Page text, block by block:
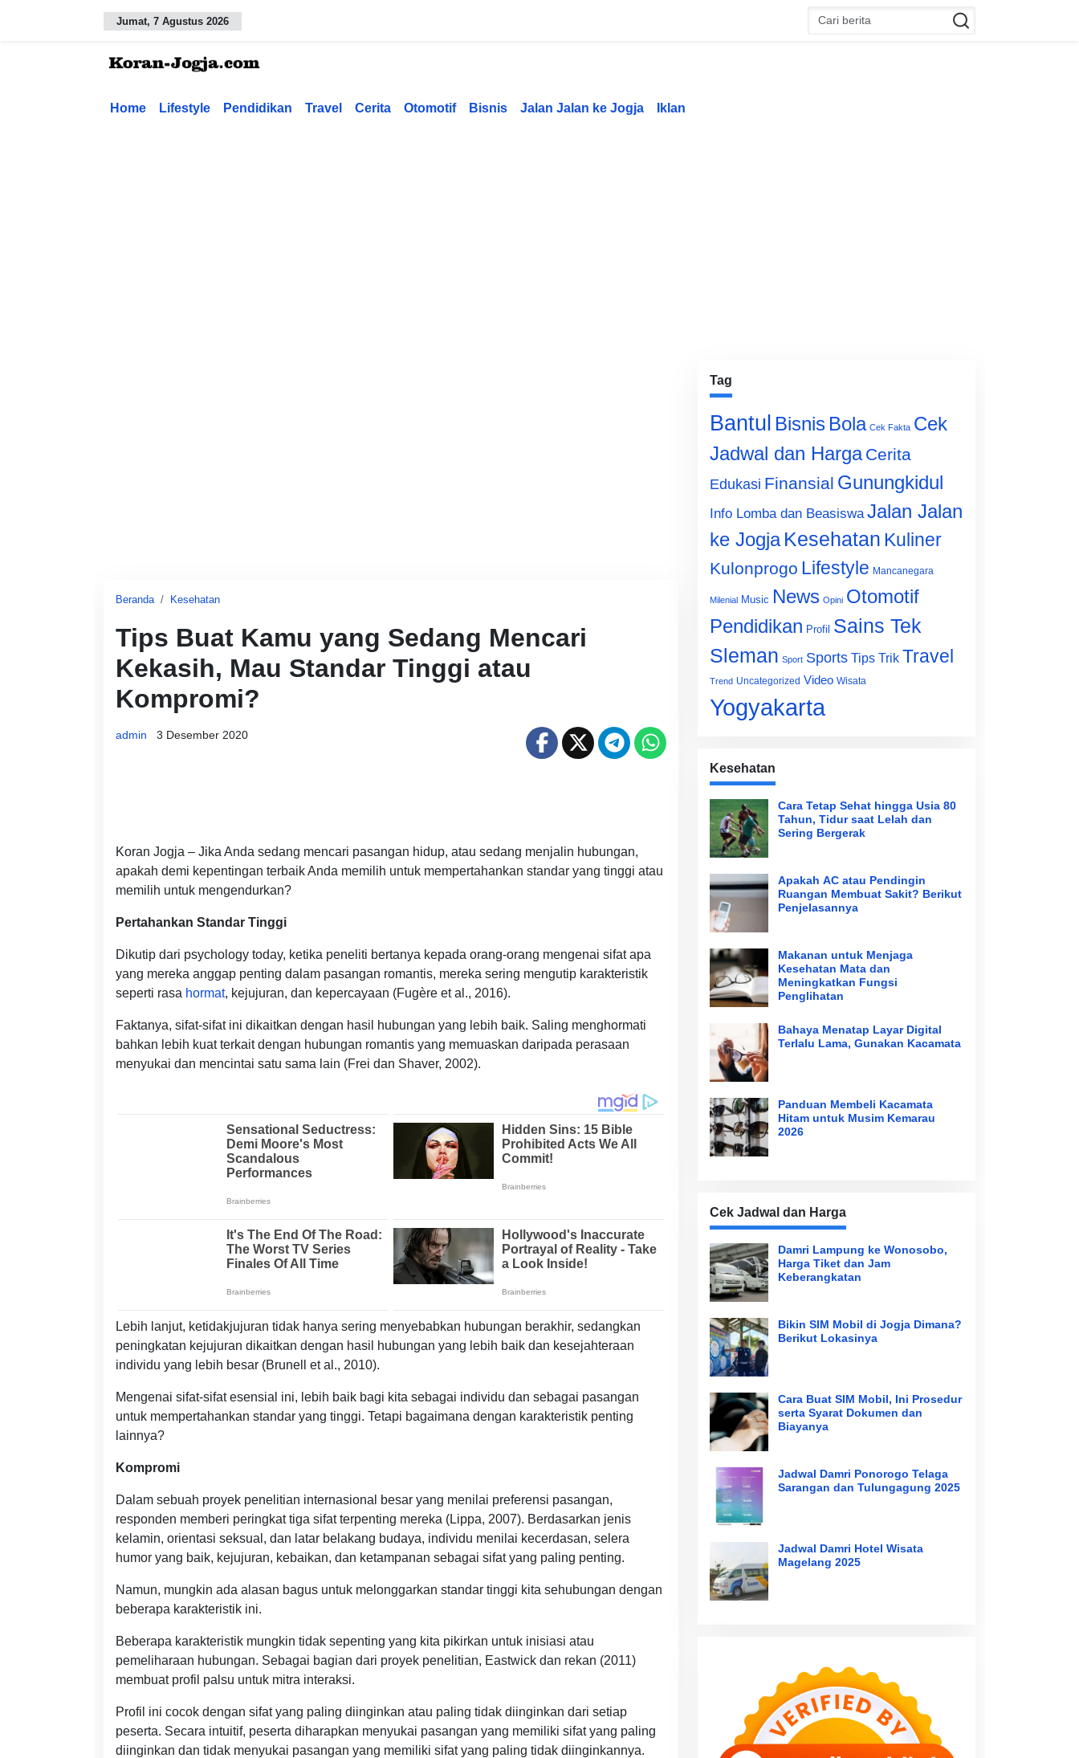
Jumat, 7 Agustus 2026
Home Lifestyle Pendidikan Travel Cerita Otomotif Bisnis Jalan Jalan ke Jogja Iklan
Beranda Kesehatan
Tips Buat Kamu yang Sedang Mencari
Kekasih, Mau Standar Tinggi atau
Kompromi?
admin 3 Desember 2020
Koran Jogja – Jika Anda sedang mencari pasangan hidup, atau sedang menjalin hubungan,
apakah demi kepentingan terbaik Anda memilih untuk mempertahankan standar yang tinggi atau
memilih untuk mengendurkan?
Pertahankan Standar Tinggi
Dikutip dari psychology today, ketika peneliti bertanya kepada orang-orang mengenai sifat apa
yang mereka anggap penting dalam pasangan romantis, mereka sering mengutip karakteristik
seperti rasa hormat, kejujuran, dan kepercayaan (Fugère et al., 2016).
Faktanya, sifat-sifat ini dikaitkan dengan hasil hubungan yang lebih baik. Saling menghormati
bahkan lebih kuat terkait dengan hubungan romantis yang memuaskan daripada perasaan
menyukai dan mencintai satu sama lain (Frei dan Shaver, 2002).
Lebih lanjut, ketidakjujuran tidak hanya sering menyebabkan hubungan berakhir, sedangkan
peningkatan kejujuran dikaitkan dengan hasil hubungan yang lebih baik dan kesejahteraan
individu yang lebih besar (Brunell et al., 2010).
Mengenai sifat-sifat esensial ini, lebih baik bagi kita sebagai individu dan sebagai pasangan
untuk mempertahankan standar yang tinggi. Tetapi bagaimana dengan karakteristik penting
lainnya?
Kompromi
Dalam sebuah proyek penelitian internasional besar yang menilai preferensi pasangan,
responden memberi peringkat tiga sifat terpenting mereka (Lippa, 2007). Berdasarkan jenis
kelamin, orientasi seksual, dan latar belakang budaya, individu menilai kecerdasan, selera
humor yang baik, kejujuran, kebaikan, dan ketampanan sebagai sifat yang paling penting.
Namun, mungkin ada alasan bagus untuk melonggarkan standar tinggi kita sehubungan dengan
beberapa karakteristik ini.
Beberapa karakteristik mungkin tidak sepenting yang kita pikirkan untuk inisiasi atau
pemeliharaan hubungan. Sebagai bagian dari proyek penelitian, Eastwick dan rekan (2011)
membuat profil palsu untuk mitra interaksi.
Profil ini cocok dengan sifat yang paling diinginkan atau paling tidak diinginkan dari setiap
peserta. Secara intuitif, peserta diharapkan menyukai pasangan yang memiliki sifat yang paling
diinginkan dan tidak menyukai pasangan yang memiliki sifat yang paling tidak diinginkannya.
Tag
Bantul Bisnis Bola Cek Fakta Cek
Jadwal dan Harga Cerita
Edukasi Finansial Gunungkidul
Info Lomba dan Beasiswa Jalan Jalan
ke Jogja Kesehatan Kuliner
Kulonprogo Lifestyle Mancanegara
Milenial Music News Opini Otomotif
Pendidikan Profil Sains Tek
Sleman Sport Sports Tips Trik Travel
Trend Uncategorized Video Wisata
Yogyakarta
Kesehatan
Cara Tetap Sehat hingga Usia 80
Tahun, Tidur saat Lelah dan
Sering Bergerak
Apakah AC atau Pendingin
Ruangan Membuat Sakit? Berikut
Penjelasannya
Makanan untuk Menjaga
Kesehatan Mata dan
Meningkatkan Fungsi
Penglihatan
Bahaya Menatap Layar Digital
Terlalu Lama, Gunakan Kacamata
Panduan Membeli Kacamata
Hitam untuk Musim Kemarau
2026
Cek Jadwal dan Harga
Damri Lampung ke Wonosobo,
Harga Tiket dan Jam
Keberangkatan
Bikin SIM Mobil di Jogja Dimana?
Berikut Lokasinya
Cara Buat SIM Mobil, Ini Prosedur
serta Syarat Dokumen dan
Biayanya
Jadwal Damri Ponorogo Telaga
Sarangan dan Tulungagung 2025
Jadwal Damri Hotel Wisata
Magelang 2025